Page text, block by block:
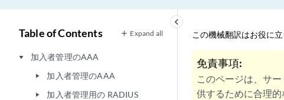
keyboard_arrow_left
Table of Contents Expand all
play_arrow 加入者管理のAAA
play_arrow 加入者管理のAAA
play_arrow 加入者管理用の RADIUS
この機械翻訳はお役に
免責事項:
このページは、サ
供するために合理